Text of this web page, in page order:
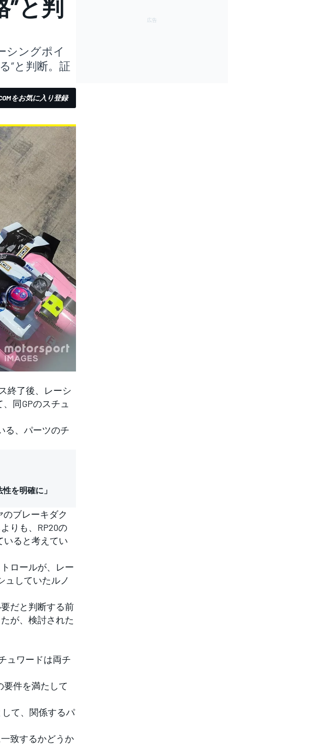
”と判
シングポイ
”と判断。証
をお気に入り登録
終了後、レーシ
同GPのスチュ
る、パーツのチ
を明確に」
ブレーキダク
りも、RP20の
いると考えてい
ロールが、レー
ュしていたルノ
だと判断する前
が、検討された
ュワードは両チ
要件を満たして
して、関係するパ
致するかどうか